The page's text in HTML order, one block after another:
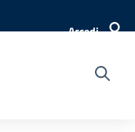
Accedi